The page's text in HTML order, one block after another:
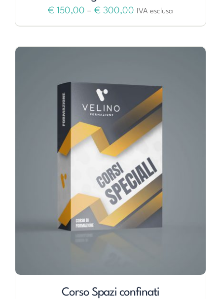
€ 150,00 – € 300,00 IVA esclusa
Corso Spazi confinati